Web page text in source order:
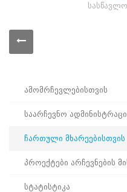
არჩევნების
სტატისტიკა
მხარეებისთვის
ამომრჩევლებისთვის
საარჩევნო
ჩართული მხარეებისთვის
პროექტები არჩევნების
სტატისტიკა